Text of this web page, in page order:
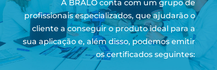
A BRALO conta com um grupo de
profissionais especializados, que ajudarão o
cliente a conseguir o produto ideal para a
sua aplicação e, além disso, podemos emitir
os certificados seguintes: